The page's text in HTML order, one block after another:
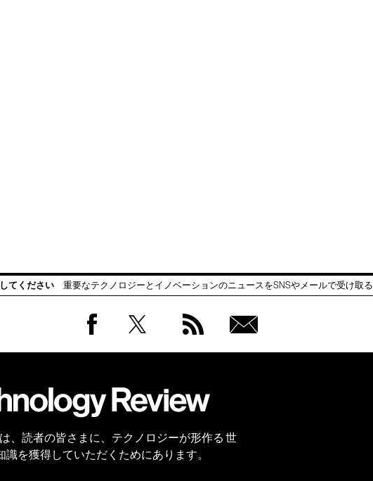
てください 重要なテクノロジーとイノベーションのニュースをSNSやメールで受け取る
会員
は、読者の皆さまに、テクノロジーが形作る 世
を獲得していただくためにあります。